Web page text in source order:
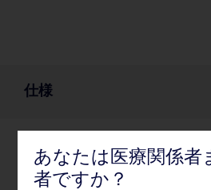
仕様
仕様
あなたは医療関係者
者ですか？